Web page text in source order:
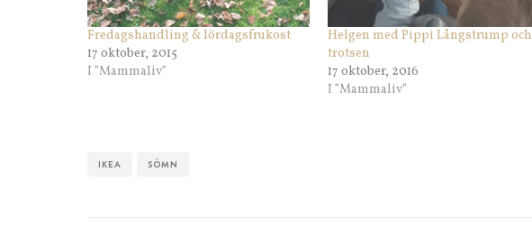
Fredagshandling & lördagsfrukost
17 oktober, 2015
I ”Mammaliv”
Helgen med Pippi Långstrump och
trotsen
17 oktober, 2016
I ”Mammaliv”
IKEA SÖMN